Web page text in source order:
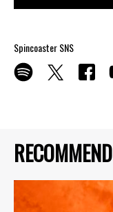
RECOMMEND
Spincoaster SNS